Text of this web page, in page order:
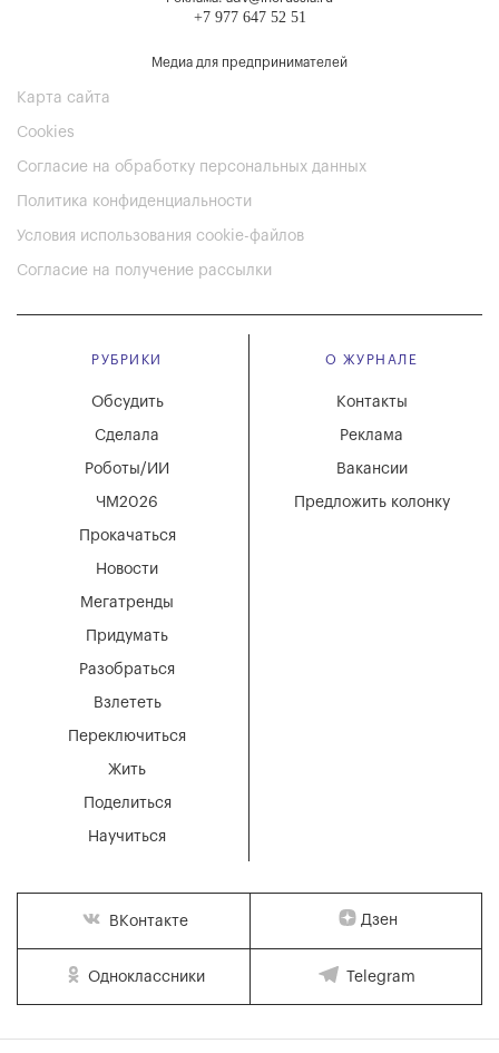
+7 977 647 52 51
Медиа для предпринимателей
Карта сайта
Cookies
Согласие на обработку персональных данных
Политика конфиденциальности
Условия использования cookie-файлов
Согласие на получение рассылки
РУБРИКИ
Мегатренды
Придумать
Разобраться
Взлететь
Новости
Переключиться
Жить
Поделиться
Научиться
Обсудить
Сделала
Роботы/ИИ
ЧМ2026
Прокачаться
О ЖУРНАЛЕ
Вакансии
Реклама
Контакты
Предложить колонку
ВКонтакте Дзен
Одноклассники Telegram